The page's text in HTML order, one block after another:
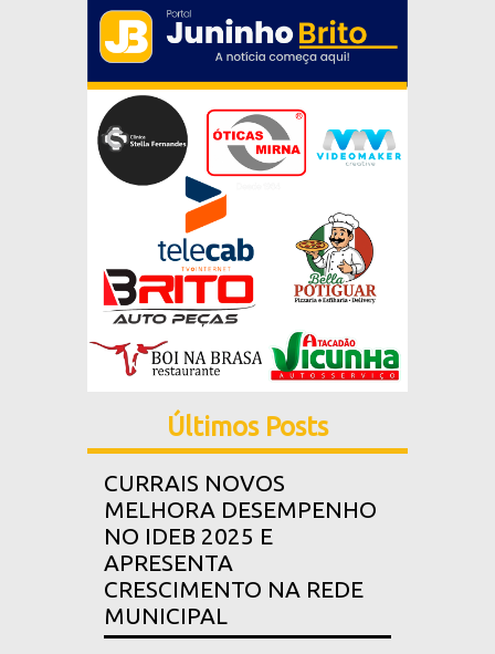
Últimos Posts
CURRAIS NOVOS
MELHORA DESEMPENHO
NO IDEB 2025 E
APRESENTA
CRESCIMENTO NA REDE
MUNICIPAL